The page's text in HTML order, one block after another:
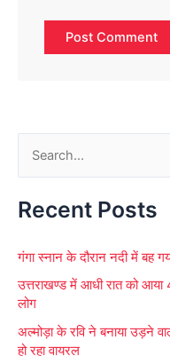
a
c
h
f
o
Recent Posts
गंगा स्नान के दौरान नदी में बह
उत्तराखण्ड में आधी रात को
लोग
अल्मोड़ा के रवि ने बनाया उड़ने
हो रहा वायरल